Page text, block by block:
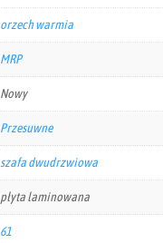
orzech warmia
MRP
Nowy
Przesuwne
szafa dwudrzwiowa
płyta laminowana
61